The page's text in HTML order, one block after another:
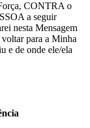
CONTRA o
a seguir
nesta Mensagem
para a Minha
e de onde ele/ela